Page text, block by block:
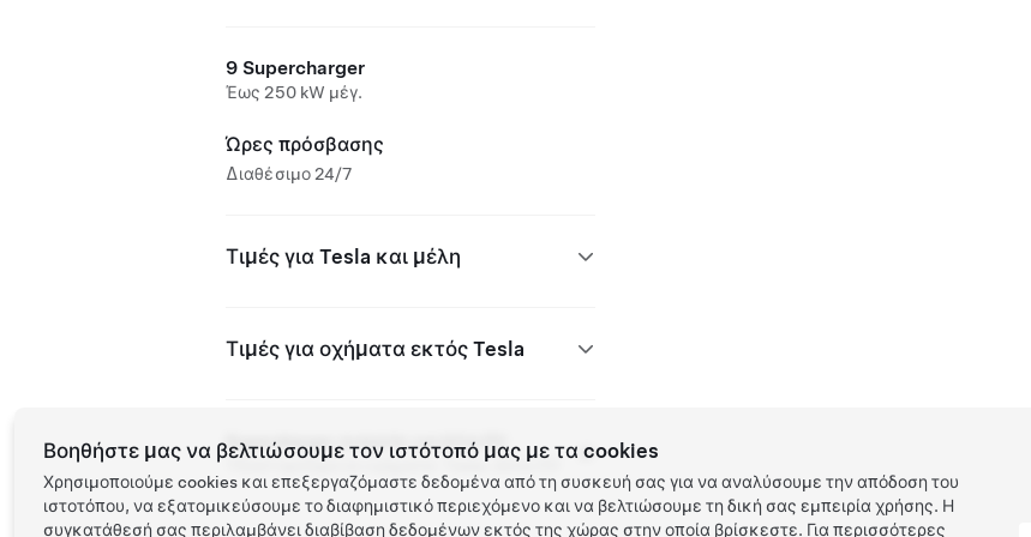
9 Supercharger
Έως 250 kW μέγ.
Ώρες πρόσβασης
Διαθέσιμο 24/7
Τιμές για Tesla και μέλη
Τιμές για οχήματα εκτός Tesla
Supercharger ανοιχτός για άλλα EV
Υποστηριζόμενα οχήματα: Tesla, άλλα EV
Βοηθήστε μας να βελτιώσουμε τον ιστότοπό μας με τα cookies
Χρησιμοποιούμε cookies και επεξεργαζόμαστε δεδομένα από τη συσκευή σας για να αναλύσουμε την απόδοση του
ιστοτόπου, να εξατομικεύσουμε το διαφημιστικό περιεχόμενο και να βελτιώσουμε τη δική σας εμπειρία χρήσης. Η
συγκατάθεσή σας περιλαμβάνει διαβίβαση δεδομένων εκτός της χώρας στην οποία βρίσκεστε. Για περισσότερες